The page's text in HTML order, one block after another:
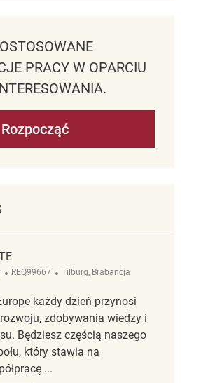
PRACY W OPARCIU
Rozpocząć
ReqId
REQ99667 Lokalizacja
Tilburg, Brabancja
każdy dzień przynosi
zdobywania wiedzy i
Będziesz częścią naszego
który stawia na
...